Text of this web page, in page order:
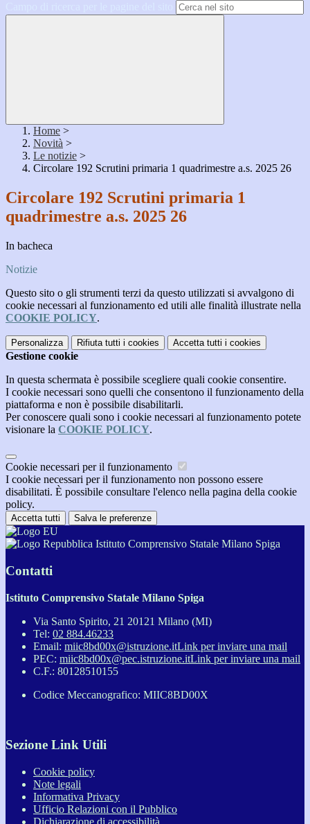
Home >
Novità >
Le notizie >
Circolare 192 Scrutini primaria 1 quadrimestre a.s. 2025 26
Circolare 192 Scrutini primaria 1
quadrimestre a.s. 2025 26
In bacheca
Notizie
Questo sito o gli strumenti terzi da questo utilizzati si avvalgono di
cookie necessari al funzionamento ed utili alle finalità illustrate nella
COOKIE POLICY.
Personalizza Rifiuta tutti i cookies Accetta tutti i cookies
Gestione cookie
In questa schermata è possibile scegliere quali cookie consentire.
I cookie necessari sono quelli che consentono il funzionamento della
piattaforma e non è possibile disabilitarli.
Per conoscere quali sono i cookie necessari al funzionamento potete
visionare la COOKIE POLICY.
Cookie necessari per il funzionamento
I cookie necessari per il funzionamento non possono essere
disabilitati. È possibile consultare l'elenco nella pagina della cookie
policy.
Accetta tutti Salva le preferenze
Istituto Comprensivo Statale Milano Spiga
Contatti
Istituto Comprensivo Statale Milano Spiga
Via Santo Spirito, 21 20121 Milano (MI)
Tel: 02 884.46233
Email: miic8bd00x@istruzione.itLink per inviare una mail
PEC: miic8bd00x@pec.istruzione.itLink per inviare una mail
C.F.: 80128510155
Codice Meccanografico: MIIC8BD00X
Sezione Link Utili
Cookie policy
Note legali
Informativa Privacy
Ufficio Relazioni con il Pubblico
Dichiarazione di accessibilità